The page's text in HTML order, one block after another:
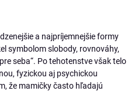
a najpríjemnejšie formy
symbolom slobody, rovnováhy,
seba“. Po tehotenstve však telo
fyzickou aj psychickou
že mamičky často hľadajú